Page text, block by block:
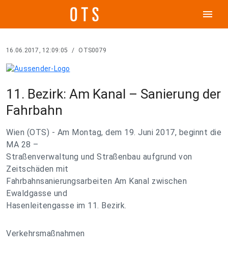
menu
16.06.2017, 12:09:05 / OTS0079
11. Bezirk: Am Kanal – Sanierung der
Fahrbahn
Wien (OTS) - Am Montag, dem 19. Juni 2017, beginnt die
MA 28 –
Straßenverwaltung und Straßenbau aufgrund von
Zeitschäden mit
Fahrbahnsanierungsarbeiten Am Kanal zwischen
Ewaldgasse und
Hasenleitengasse im 11. Bezirk.
Verkehrsmaßnahmen